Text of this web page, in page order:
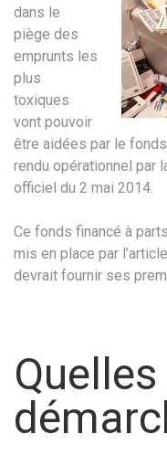
dans le
piège des
emprunts les
plus
toxiques
vont pouvoir
être aidées par le
rendu opérationnel par
officiel du 2 mai 2014.
Ce fonds financé à
mis en place par
devrait fournir ses
Quelles